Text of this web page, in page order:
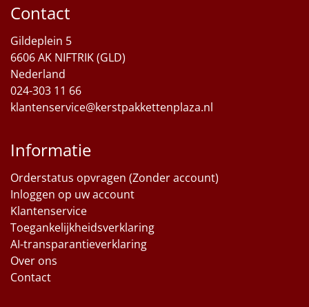
Contact
Gildeplein 5
6606 AK NIFTRIK (GLD)
Nederland
024-303 11 66
klantenservice@kerstpakkettenplaza.nl
Informatie
Orderstatus opvragen (Zonder account)
Inloggen op uw account
Klantenservice
Toegankelijkheidsverklaring
AI-transparantieverklaring
Over ons
Contact